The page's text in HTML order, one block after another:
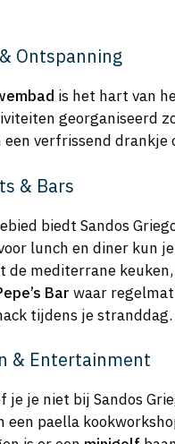
Ontspanning
is het hart van
georganiseerd
een verfrissend drankje
& Bars
biedt Sandos
lunch en diner kun
de mediterrane
Bar waar
tijdens je stranddag.
& Entertainment
je je niet bij Sandos
een paella